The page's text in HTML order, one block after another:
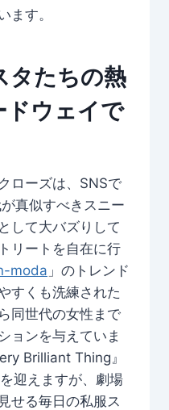
ます。
タたちの熱
ドウェイで
ローズは、SNSで
真似すべきスニー
して大バズりして
リートを自在に行
moda 」のトレンド
すくも洗練された
同世代の女性まで
ョンを与えていま
Brilliant Thing』
迎えますが、劇場
せる毎日の私服ス